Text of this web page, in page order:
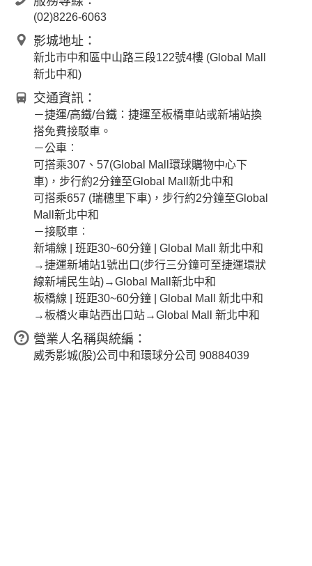
(02)8226-6063
影城地址：
新北市中和區中山路三段122號4樓 (Global Mall
新北中和)
交通資訊：
－捷運/高鐵/台鐵：捷運至板橋車站或新埔站換
搭免費接駁車。
－公車︰
可搭乘307、57(Global Mall環球購物中心下
車)，步行約2分鐘至Global Mall新北中和
可搭乘657 (瑞穗里下車)，步行約2分鐘至Global
Mall新北中和
－接駁車︰
新埔線 | 班距30~60分鐘 | Global Mall 新北中和
→捷運新埔站1號出口(步行三分鐘可至捷運環狀
線新埔民生站)→Global Mall新北中和
板橋線 | 班距30~60分鐘 | Global Mall 新北中和
→板橋火車站西出口站→Global Mall 新北中和
營業人名稱與統編：
威秀影城(股)公司中和環球分公司 90884039